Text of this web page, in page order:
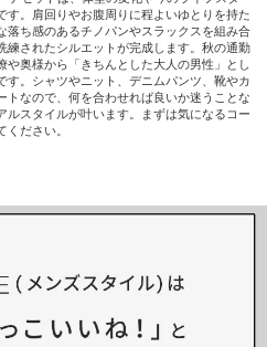
す。肩回りやお腹周りに程よいゆとりを持た
落ち感のあるチノパンやスラックスを組み合
練されたシルエットが完成します。秋の通勤
奥様から「きちんとした大人の男性」とし
す。シャツやニット、デニムパンツ、靴やカ
トなので、何を合わせれば良いか迷うことな
ルスタイルが叶います。まずは気になるコー
ださい。